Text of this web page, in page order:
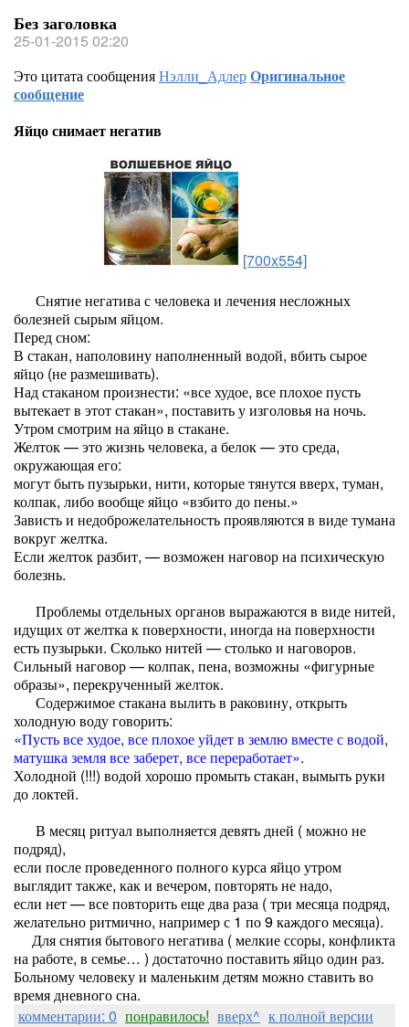
Без заголовка
25-01-2015 02:20
Это цитата сообщенияНэлли_АдлерОригинальное
сообщение
Яйцо снимает негатив
[700x554]
Снятие негатива с человека и лечения несложных
болезней сырым яйцом.
Перед сном:
В стакан, наполовину наполненный водой, вбить сырое
яйцо (не размешивать).
Над стаканом произнести: «все худое, все плохое пусть
вытекает в этот стакан», поставить у изголовья на ночь.
Утром смотрим на яйцо в стакане.
Желток — это жизнь человека, а белок — это среда,
окружающая его:
могут быть пузырьки, нити, которые тянутся вверх, туман,
колпак, либо вообще яйцо «взбито до пены.»
Зависть и недоброжелательность проявляются в виде тумана
вокруг желтка.
Если желток разбит, — возможен наговор на психическую
болезнь.
Проблемы отдельных органов выражаются в виде нитей,
идущих от желтка к поверхности, иногда на поверхности
есть пузырьки. Сколько нитей — столько и наговоров.
Сильный наговор — колпак, пена, возможны «фигурные
образы», перекрученный желток.
Содержимое стакана вылить в раковину, открыть
холодную воду говорить:
«Пусть все худое, все плохое уйдет в землю вместе с водой,
матушка земля все заберет, все переработает».
Холодной (!!!) водой хорошо промыть стакан, вымыть руки
до локтей.
В месяц ритуал выполняется девять дней ( можно не
подряд),
если после проведенного полного курса яйцо утром
выглядит также, как и вечером, повторять не надо,
если нет — все повторить еще два раза ( три месяца подряд,
желательно ритмично, например с 1 по 9 каждого месяца).
Для снятия бытового негатива ( мелкие ссоры, конфликта
на работе, в семье… ) достаточно поставить яйцо один раз.
Больному человеку и маленьким детям можно ставить во
время дневного сна.
комментарии: 0 понравилось! вверх^ к полной версии